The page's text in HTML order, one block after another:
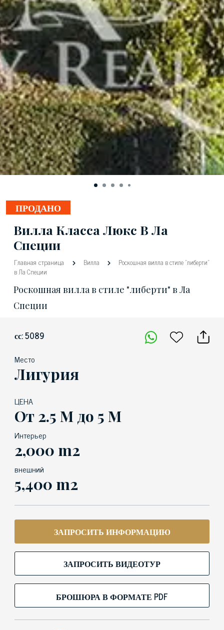
ПРОДАНО
Вилла Класса Люкс В Ла
Специи
Главная страница Вилла
Роскошная вилла в стиле "либерти"
в Ла Специи
Роскошная вилла в стиле "либерти" в Ла
Специи
сс: 5089
Место
Лигурия
ЦЕНА
От 2.5 М до 5 М
Интерьер
2,000 m2
внешний
5,400 m2
ЗАПРОСИТЬ ИНФОРМАЦИЮ
ЗАПРОСИТЬ ВИДЕОТУР
БРОШЮРА В ФОРМАТЕ PDF